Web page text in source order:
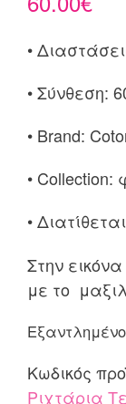
•
• Σύνθεση:
• Brand:
•
•
Στην
με το
Εξαντλημένο
Κωδικός
Ριχτάρια